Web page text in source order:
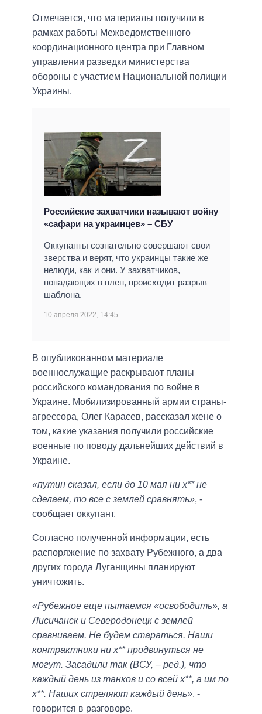
Отмечается, что материалы получили в
рамках работы Межведомственного
координационного центра при Главном
управлении разведки министерства
обороны с участием Национальной полиции
Украины.
Российские захватчики называют войну
«сафари на украинцев» – СБУ
Оккупанты сознательно совершают свои
зверства и верят, что украинцы такие же
нелюди, как и они. У захватчиков,
попадающих в плен, происходит разрыв
шаблона.
10 апреля 2022, 14:45
В опубликованном материале
военнослужащие раскрывают планы
российского командования по войне в
Украине. Мобилизированный армии страны-
агрессора, Олег Карасев, рассказал жене о
том, какие указания получили российские
военные по поводу дальнейших действий в
Украине.
«путин сказал, если до 10 мая ни х** не
сделаем, то все с землей сравнять», -
сообщает оккупант.
Согласно полученной информации, есть
распоряжение по захвату Рубежного, а два
других города Луганщины планируют
уничтожить.
«Рубежное еще пытаемся «освободить», а
Лисичанск и Северодонецк с землей
сравниваем. Не будем стараться. Наши
контрактники ни х** продвинуться не
могут. Засадили так (ВСУ, – ред.), что
каждый день из танков и со всей х**, а им по
х**. Наших стреляют каждый день», -
говорится в разговоре.